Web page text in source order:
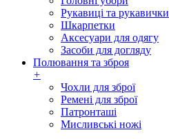
Рукавиці та рукавички
Шкарпетки
Аксесуари для одягу
Засоби для догляду
Полювання та зброя
+
Чохли для зброї
Ремені для зброї
Патронташі
Мисливські ножі